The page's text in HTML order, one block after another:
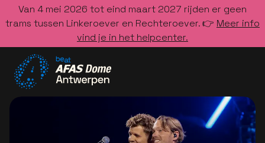
Van 4 mei 2026 tot eind maart 2027 rijden er geen
trams tussen Linkeroever en Rechteroever. 👉 Meer info
vind je in het helpcenter.